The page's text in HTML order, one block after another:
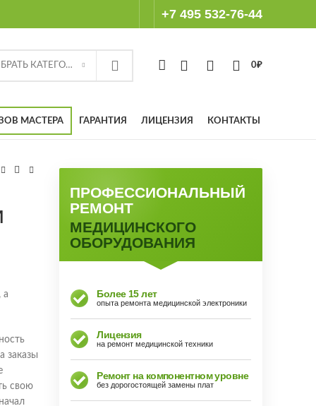
+7 495 532-76-44
ВЫБРАТЬ КАТЕГОРИЮ 0₽
МАСТЕРА ГАРАНТИЯ ЛИЦЕНЗИЯ КОНТАКТЫ
а
заказы
свою
ПРОФЕССИОНАЛЬНЫЙ
РЕМОНТ
МЕДИЦИНСКОГО
ОБОРУДОВАНИЯ
Более 15 лет
опыта ремонта медицинской электроники
Лицензия
на ремонт медицинской техники
Ремонт на компонентном уровне
без дорогостоящей замены плат